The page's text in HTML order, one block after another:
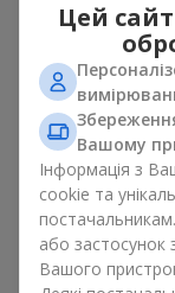
Асортимент
соняшниками у
знайти:
моно букети
ніжні
витончені
яскраві
Єдиний нюанс,
для продажу лише
Цей
Вашому
Інформація з
cookie та
або застосунок
Вашого